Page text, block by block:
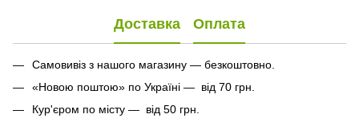
Доставка Оплата
Самовивіз з нашого магазину — безкоштовно.
«Новою поштою» по Україні — від 70 грн.
Кур'єром по місту — від 50 грн.